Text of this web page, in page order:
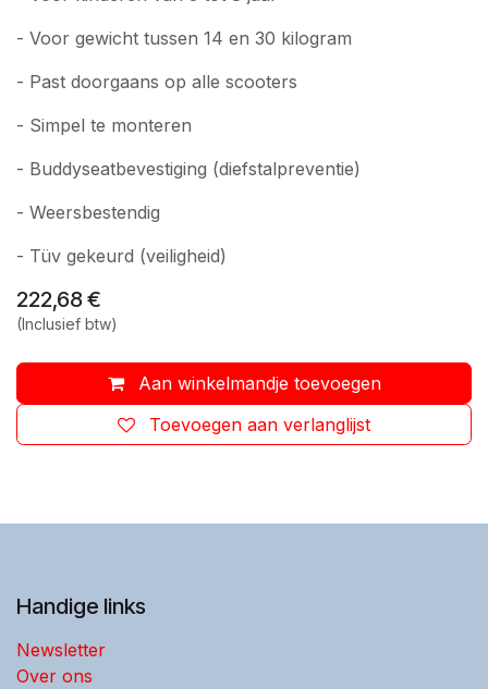
- Voor gewicht tussen 14 en 30 kilogram
- Past doorgaans op alle scooters
- Simpel te monteren
- Buddyseatbevestiging (diefstalpreventie)
- Weersbestendig
- Tüv gekeurd (veiligheid)
222,68€
(Inclusief btw)
Aan winkelmandje toevoegen
Toevoegen aan verlanglijst
Handige links
Newsletter
Over ons